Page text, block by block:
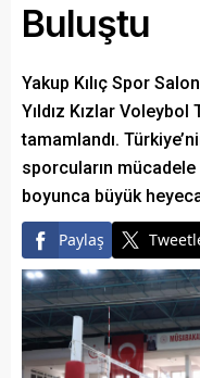
Buluştu
Yakup Kılıç Spor
Yıldız Kızlar Voleybol
tamamlandı.
sporcuların
boyunca büyük
Paylaş